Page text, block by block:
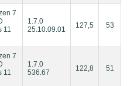
7
11
1.7.0
25.10.09.01
127,5 53
7
11
1.7.0
536.67
122,8 51